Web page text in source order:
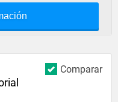
Comparar